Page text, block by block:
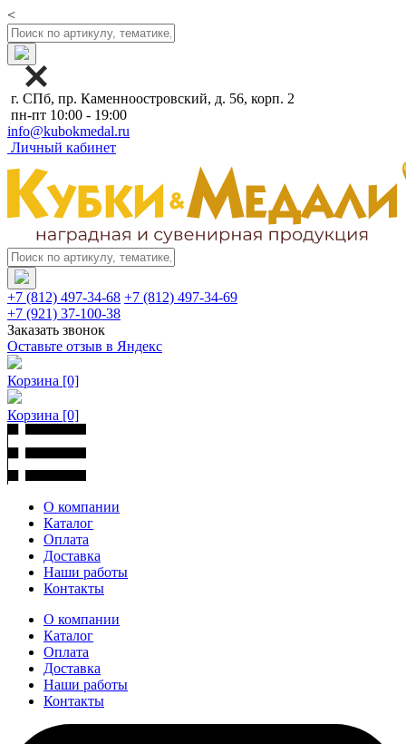
<
г. СПб, пр. Каменноостровский, д. 56, корп. 2
пн-пт 10:00 - 19:00
info@kubokmedal.ru
Личный кабинет
+7 (812) 497-34-68 +7 (812) 497-34-69
+7 (921) 37-100-38
Заказать звонок
Оставьте отзыв в Яндекс
Корзина [0]
Корзина [0]
О компании
Каталог
Оплата
Доставка
Наши работы
Контакты
О компании
Каталог
Оплата
Доставка
Наши работы
Контакты